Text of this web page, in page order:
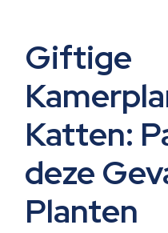
Giftige
Katten:
deze
Planten